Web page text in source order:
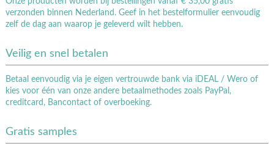
verzonden binnen Nederland. Geef in het bestelformulier eenvoudig
zelf de dag aan waarop je geleverd wilt hebben.
Veilig en snel betalen
Betaal eenvoudig via je eigen vertrouwde bank via iDEAL / Wero of
kies voor één van onze andere betaalmethodes zoals PayPal,
creditcard, Bancontact of overboeking.
Gratis samples